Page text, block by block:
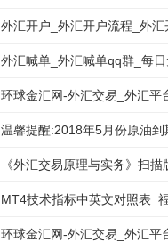
外汇开户_外汇开户流程_外
外汇喊单_外汇喊单qq群_每
环球金汇网-外汇交易_外汇平
温馨提醒:2018年5月份原油
《外汇交易原理与实务》扫
MT4技术指标中英文对照表_
环球金汇网-外汇交易_外汇平